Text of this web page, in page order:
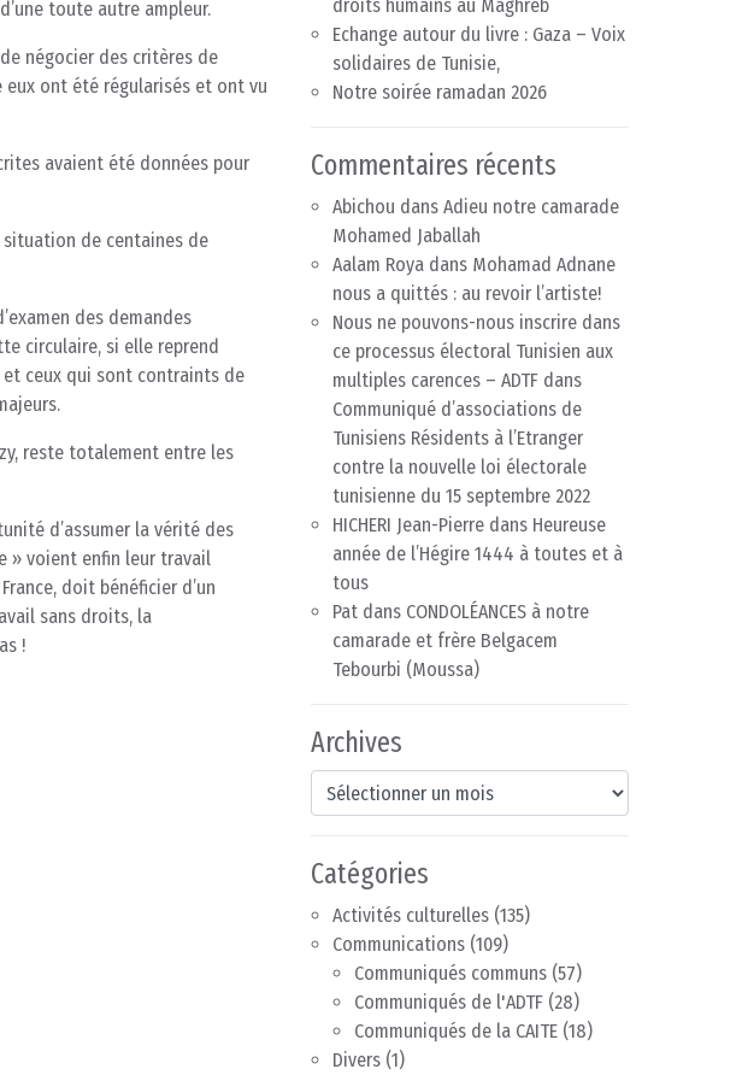
toute autre ampleur.
négocier des critères de
eux ont été régularisés et ont vu
avaient été données pour
situation de centaines de
des demandes
circulaire, si elle reprend
et ceux qui sont contraints de
reste totalement entre les
d’assumer la vérité des
» voient enfin leur travail
doit bénéficier d’un
sans droits, la
!
droits humains au Maghreb
Echange autour du livre : Gaza – Voix
solidaires de Tunisie,
Notre soirée ramadan 2026
Commentaires récents
Abichou dans Adieu notre camarade
Mohamed Jaballah
Aalam Roya dans Mohamad Adnane
nous a quittés : au revoir l’artiste!
Nous ne pouvons-nous inscrire dans
ce processus électoral Tunisien aux
multiples carences – ADTF dans
Communiqué d’associations de
Tunisiens Résidents à l’Etranger
contre la nouvelle loi électorale
tunisienne du 15 septembre 2022
HICHERI Jean-Pierre dans Heureuse
année de l’Hégire 1444 à toutes et à
tous
Pat dans CONDOLÉANCES à notre
camarade et frère Belgacem
Tebourbi (Moussa)
Archives
Archives
Catégories
Activités culturelles (135)
Communications (109)
Communiqués communs (57)
Communiqués de l'ADTF (28)
Communiqués de la CAITE (18)
Divers (1)